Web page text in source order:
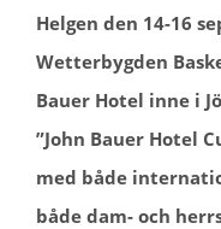
Helgen den 14-16
Wetterbygden
Bauer Hotel inne i
”John Bauer Hotel
med både
både dam- och